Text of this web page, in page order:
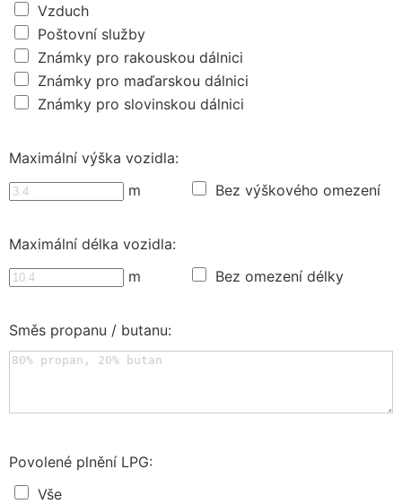
Vzduch
Poštovní služby
Známky pro rakouskou dálnici
Známky pro maďarskou dálnici
Známky pro slovinskou dálnici
Maximální výška vozidla:
m
Bez výškového omezení
Maximální délka vozidla:
m
Bez omezení délky
Směs propanu / butanu:
Povolené plnění LPG:
Vše